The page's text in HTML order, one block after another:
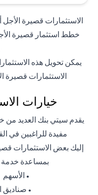
الاستثمارات قصيرة الأجل
يمكن تحويل هذه
الاستثمارات قصيرة
خيارات
يقدم سيتي بنك العديد من
مفيدة للراغبين في
إليك بعض الاستثمارات
بمساعدة
●
● صناديق